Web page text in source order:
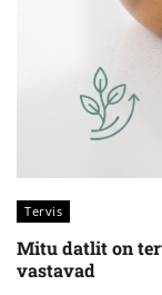
Tervis
Mitu datlit on
vastavad